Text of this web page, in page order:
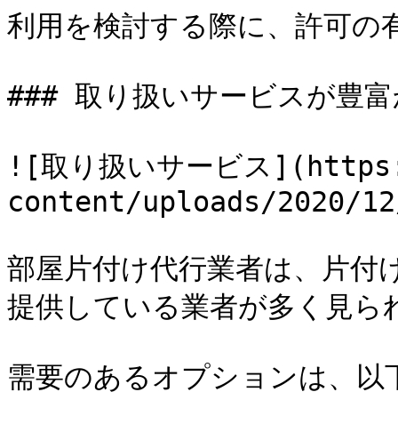
利用を検討する際に、許可の
### 取り扱いサービスが豊
![取り扱いサービス
content/uploads/2020/
部屋片付け代行業者は、片
提供している業者が多く見ら
需要のあるオプションは、以